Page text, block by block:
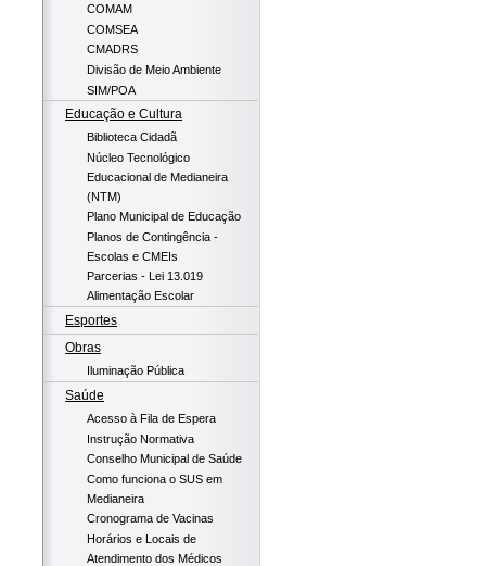
COMAM
COMSEA
CMADRS
Divisão de Meio Ambiente
SIM/POA
Educação e Cultura
Biblioteca Cidadã
Núcleo Tecnológico
Educacional de Medianeira
(NTM)
Plano Municipal de Educação
Planos de Contingência -
Escolas e CMEIs
Parcerias - Lei 13.019
Alimentação Escolar
Esportes
Obras
Iluminação Pública
Saúde
Acesso à Fila de Espera
Instrução Normativa
Conselho Municipal de Saúde
Como funciona o SUS em
Medianeira
Cronograma de Vacinas
Horários e Locais de
Atendimento dos Médicos